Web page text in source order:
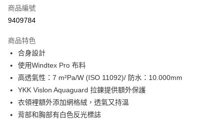
Apple Pay
運送方式
全家店到店
每筆NT$80，滿NT$10,000(含以上)免運費
付款後全家取貨
每筆NT$80，滿NT$10,000(含以上)免運費
商品編號
9409784
商品特色
合身設計
使用Windtex Pro 布料
高透氣性：7 m²Pa/W (ISO 11092)/ 防水：10.000mm
YKK Vislon Aquaguard 拉鍊提供額外保護
衣領裡額外添加網格絨，透氣又持溫
背部和胸部有白色反光標誌